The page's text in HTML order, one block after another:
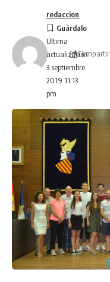
Última
actualización
3 septiembre,
2019 11:13
pm
redaccion
Compartir